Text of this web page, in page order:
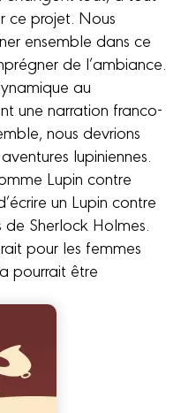
ce projet. Nous
ensemble dans ce
de l’ambiance.
au
une narration franco-
nous devrions
lupiniennes.
Lupin contre
un Lupin contre
de Sherlock Holmes.
pour les femmes
pourrait être